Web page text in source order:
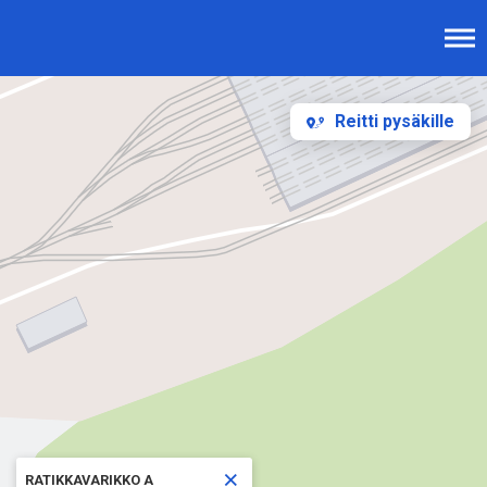
Reitti pysäkille
RATIKKAVARIKKO A ×